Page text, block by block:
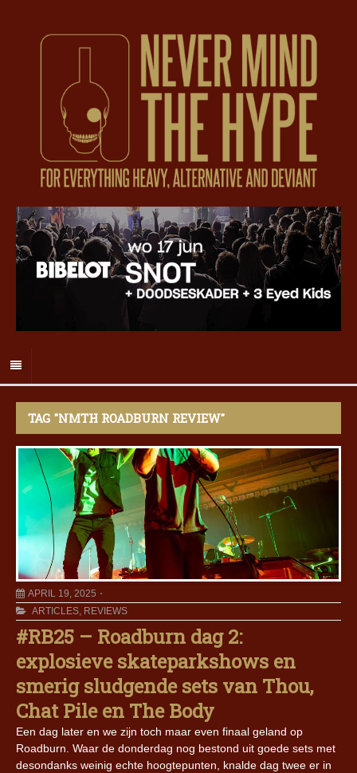
TAG "NMTH ROADBURN REVIEW"
APRIL 19, 2025
ARTICLES, REVIEWS
#RB25 – Roadburn dag 2:
explosieve skateparkshows en
smerig sludgende sets van Thou,
Chat Pile en The Body
Een dag later en we zijn toch maar even finaal geland op
Roadburn. Waar de donderdag nog bestond uit goede sets met
desondanks weinig echte hoogtepunten, knalde dag twee er in